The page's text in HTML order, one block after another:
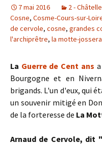
7 mai 2016 2 -
Cosne, Cosme-Cours-sur-
de cervole, cosne, grandes
l'archiprêtre, la motte-
La Guerre de Cent ans
Bourgogne et en
brigands. L'un d'eux, qui
un souvenir mitigé en
de la forteresse de La
Arnaud de Cervole, dit